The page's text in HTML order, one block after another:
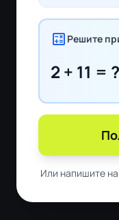
calculate Решите
2 + 11 = ?
Или напишите